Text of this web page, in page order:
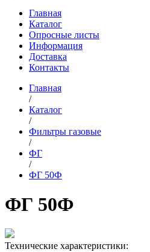
Главная
Каталог
Опросные листы
Информация
Доставка
Контакты
Главная
/
Каталог
/
Фильтры газовые
/
ФГ
/
ФГ 50Ф
ФГ 50Ф
Технические характеристики: